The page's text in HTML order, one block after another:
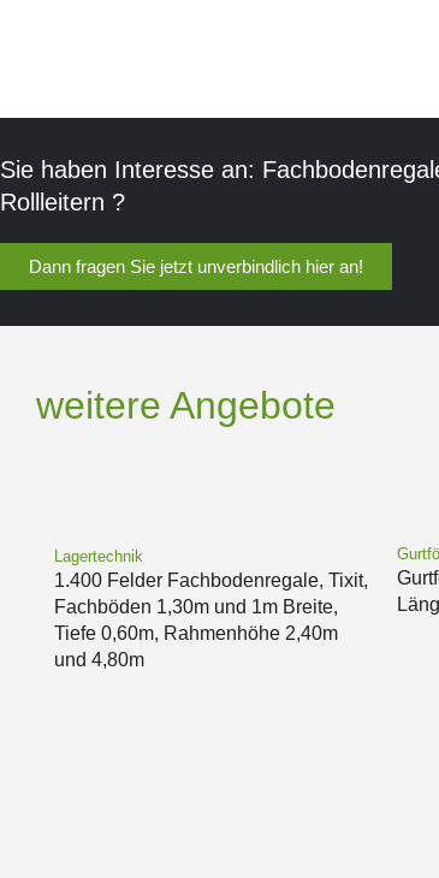
Sie haben Interesse an:
Rollleitern ?
Dann fragen Sie jetzt unverbindlich hier an!
weitere Angebote
Lagertechnik
1.400 Felder Fachbodenregale, Tixit,
Fachböden 1,30m und 1m Breite,
Tiefe 0,60m, Rahmenhöhe 2,40m
und 4,80m